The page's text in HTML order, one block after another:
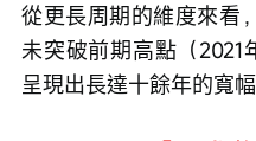
從更長周期的維度來看
未突破前期高點（
呈現出長達十餘年的寬